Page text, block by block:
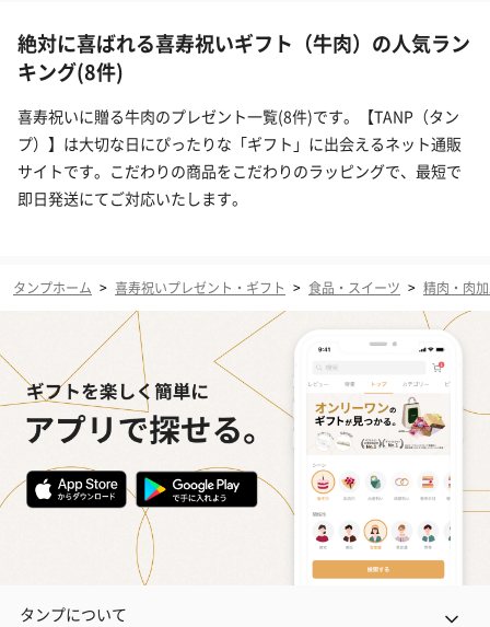
絶対に喜ばれる喜寿祝いギフト（牛肉）の人気ラン
キング(8件)
喜寿祝いに贈る牛肉のプレゼント一覧(8件)です。【TANP（タン
プ）】は大切な日にぴったりな「ギフト」に出会えるネット通販
サイトです。こだわりの商品をこだわりのラッピングで、最短で
即日発送にてご対応いたします。
タンプホーム > 喜寿祝いプレゼント・ギフト > 食品・スイーツ > 精肉・肉
タンプについて